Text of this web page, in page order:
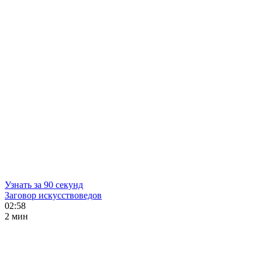
Узнать за 90 секунд
Заговор искусствоведов
02:58
2 мин